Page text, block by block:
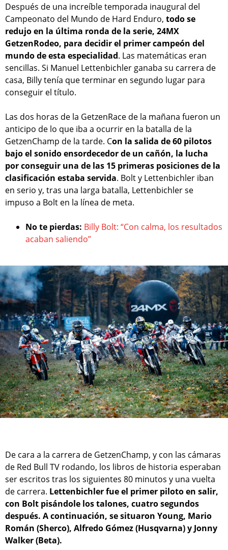
Después de una increíble temporada inaugural del
Campeonato del Mundo de Hard Enduro, todo se
redujo en la última ronda de la serie, 24MX
GetzenRodeo, para decidir el primer campeón del
mundo de esta especialidad. Las matemáticas eran
sencillas. Si Manuel Lettenbichler ganaba su carrera de
casa, Billy tenía que terminar en segundo lugar para
conseguir el título.
Las dos horas de la GetzenRace de la mañana fueron un
anticipo de lo que iba a ocurrir en la batalla de la
GetzenChamp de la tarde. Con la salida de 60 pilotos
bajo el sonido ensordecedor de un cañón, la lucha
por conseguir una de las 15 primeras posiciones de la
clasificación estaba servida. Bolt y Lettenbichler iban
en serio y, tras una larga batalla, Lettenbichler se
impuso a Bolt en la línea de meta.
No te pierdas: Billy Bolt: “Con calma, los resultados
acaban saliendo”
De cara a la carrera de GetzenChamp, y con las cámaras
de Red Bull TV rodando, los libros de historia esperaban
ser escritos tras los siguientes 80 minutos y una vuelta
de carrera. Lettenbichler fue el primer piloto en salir,
con Bolt pisándole los talones, cuatro segundos
después. A continuación, se situaron Young, Mario
Román (Sherco), Alfredo Gómez (Husqvarna) y Jonny
Walker (Beta).